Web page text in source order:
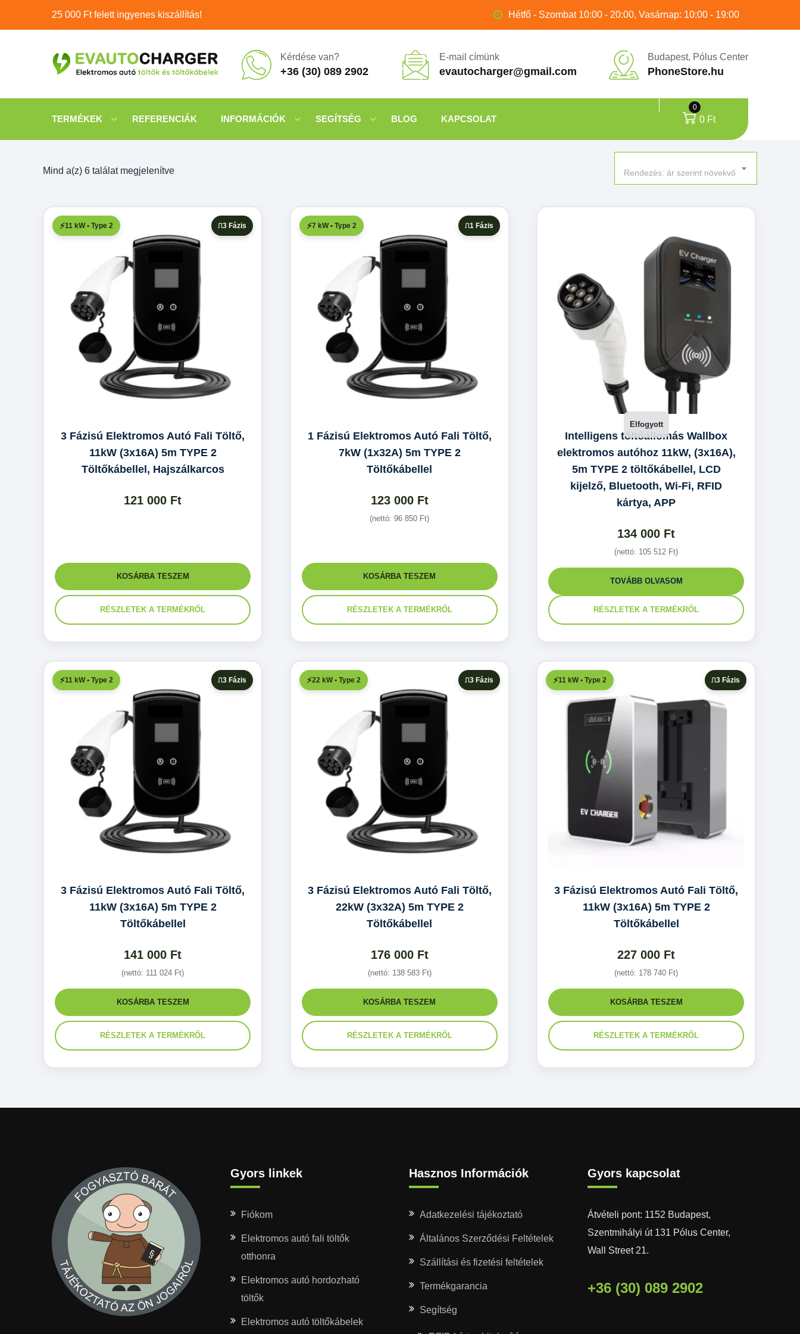
25 000 Ft felett ingyenes kiszállítás! Hétfő - Szombat 10:00 - 20:00, Vasárnap: 10:00 - 19:00
Kérdése van?
+36 (30) 089 2902
E-mail címünk
evautocharger@gmail.com
Budapest, Pólus Center
PhoneStore.hu
TERMÉKEK REFERENCIÁK INFORMÁCIÓK SEGÍTSÉG BLOG KAPCSOLAT
0
0 Ft
Mind a(z) 6 találat megjelenítveSorted
price:
to
Rendezés: ár szerint növekvő
11 kW • Type 2 3 Fázis
3 Fázisú Elektromos Autó Fali Töltő,
11kW (3x16A) 5m TYPE 2
Töltőkábellel, Hajszálkarcos
121 000 Ft
KOSÁRBA TESZEM
RÉSZLETEK A TERMÉKRŐL
7 kW • Type 2 1 Fázis
1 Fázisú Elektromos Autó Fali Töltő,
7kW (1x32A) 5m TYPE 2
Töltőkábellel
123 000 Ft
(nettó:96 850 Ft)
KOSÁRBA TESZEM
RÉSZLETEK A TERMÉKRŐL
Intelligens töltőállomás Wallbox
elektromos autóhoz 11kW, (3x16A),
5m TYPE 2 töltőkábellel, LCD
kijelző, Bluetooth, Wi-Fi, RFID
kártya, APP
134 000 Ft
(nettó: 105 512 Ft)
TOVÁBB OLVASOM
RÉSZLETEK A TERMÉKRŐL
11 kW • Type 2 3 Fázis
3 Fázisú Elektromos Autó Fali Töltő,
11kW (3x16A) 5m TYPE 2
Töltőkábellel
141 000 Ft
(nettó: 111 024 Ft)
KOSÁRBA TESZEM
RÉSZLETEK A TERMÉKRŐL
22 kW • Type 2 3 Fázis
3 Fázisú Elektromos Autó Fali Töltő,
22kW (3x32A) 5m TYPE 2
Töltőkábellel
176 000 Ft
(nettó: 138 583 Ft)
KOSÁRBA TESZEM
RÉSZLETEK A TERMÉKRŐL
11 kW • Type 2 3 Fázis
3 Fázisú Elektromos Autó Fali Töltő,
11kW (3x16A) 5m TYPE 2
Töltőkábellel
227 000 Ft
(nettó: 178 740 Ft)
KOSÁRBA TESZEM
RÉSZLETEK A TERMÉKRŐL
Gyors linkek
Fiókom
Elektromos autó fali töltők
otthonra
Elektromos autó hordozható
töltők
Elektromos autó töltőkábelek
Hasznos Információk
Adatkezelési tájékoztató
Általános Szerződési Feltételek
Szállítási és fizetési feltételek
Termékgarancia
Segítség
Gyors kapcsolat
Átvételi pont: 1152 Budapest,
Szentmihályi út 131 Pólus Center,
Wall Street 21.
+36 (30) 089 2902